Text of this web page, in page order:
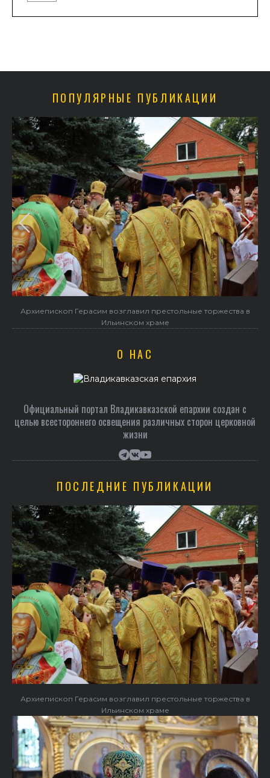
ПОПУЛЯРНЫЕ ПУБЛИКАЦИИ
Архиепископ Герасим возглавил престольные торжества в
Ильинском храме
О НАС
Официальный портал Владикавказской епархии создан c
целью всестороннего освещения различных сторон церковной
жизни
ПОСЛЕДНИЕ ПУБЛИКАЦИИ
Архиепископ Герасим возглавил престольные торжества в
Ильинском храме